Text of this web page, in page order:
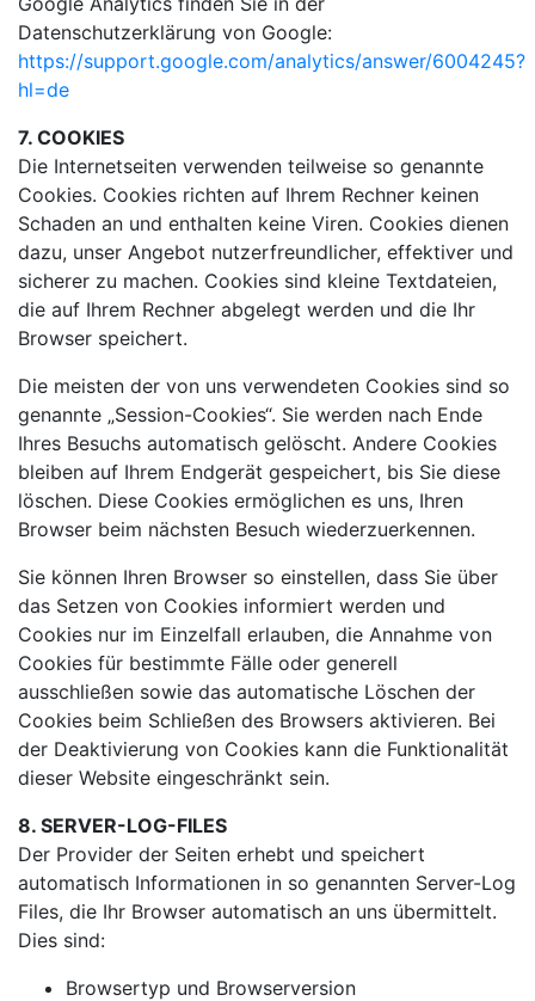
Datenschutzerklärung von Google:
https://support.google.com/analytics/answer/6004245?
hl=de
7. COOKIES
Die Internetseiten verwenden teilweise so genannte
Cookies. Cookies richten auf Ihrem Rechner keinen
Schaden an und enthalten keine Viren. Cookies dienen
dazu, unser Angebot nutzerfreundlicher, effektiver und
sicherer zu machen. Cookies sind kleine Textdateien,
die auf Ihrem Rechner abgelegt werden und die Ihr
Browser speichert.
Die meisten der von uns verwendeten Cookies sind so
genannte „Session-Cookies“. Sie werden nach Ende
Ihres Besuchs automatisch gelöscht. Andere Cookies
bleiben auf Ihrem Endgerät gespeichert, bis Sie diese
löschen. Diese Cookies ermöglichen es uns, Ihren
Browser beim nächsten Besuch wiederzuerkennen.
Sie können Ihren Browser so einstellen, dass Sie über
das Setzen von Cookies informiert werden und
Cookies nur im Einzelfall erlauben, die Annahme von
Cookies für bestimmte Fälle oder generell
ausschließen sowie das automatische Löschen der
Cookies beim Schließen des Browsers aktivieren. Bei
der Deaktivierung von Cookies kann die Funktionalität
dieser Website eingeschränkt sein.
8. SERVER-LOG-FILES
Der Provider der Seiten erhebt und speichert
automatisch Informationen in so genannten Server-Log
Files, die Ihr Browser automatisch an uns übermittelt.
Dies sind:
Browsertyp und Browserversion